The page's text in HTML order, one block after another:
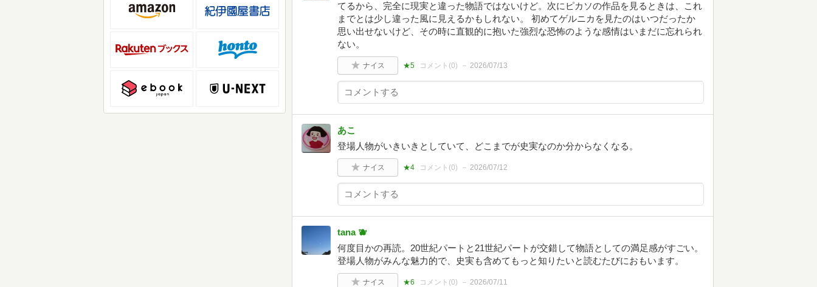
てるから、完全に現実と違った物語ではないけど。次にピカソの作品を見るときは、これ
までとは少し違った風に見えるかもしれない。 初めてゲルニカを見たのはいつだったか
思い出せないけど、その時に直観的に抱いた強烈な恐怖のような感情はいまだに忘れられ
ない。
ナイス ★5 コメント(0) 2026/07/13
あこ
登場人物がいきいきとしていて、どこまでが史実なのか分からなくなる。
ナイス ★4 コメント(0) 2026/07/12
tana 🫐
何度目かの再読。20世紀パートと21世紀パートが交錯して物語としての満足感がすごい。
登場人物がみんな魅力的で、史実も含めてもっと知りたいと読むたびにおもいます。
ナイス ★6 コメント(0) 2026/07/11